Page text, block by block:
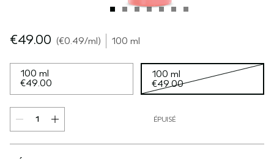
€49.00 €0.49/ml 100 ml
100 ml
€49.00
100 ml
€49.00
ÉPUISÉ